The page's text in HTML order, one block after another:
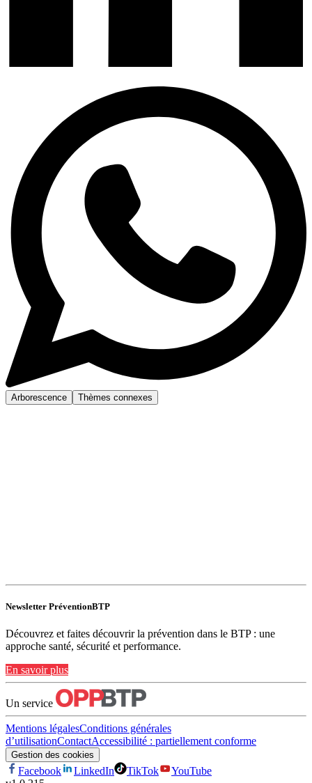
Arborescence Thèmes connexes
Newsletter PréventionBTP
Découvrez et faites découvrir la prévention dans le BTP : une
approche santé, sécurité et performance.
En savoir plus
Un service
Mentions légalesConditions générales
d’utilisationContactAccessibilité : partiellement conforme
Gestion des cookies
Facebook LinkedIn TikTok
YouTube